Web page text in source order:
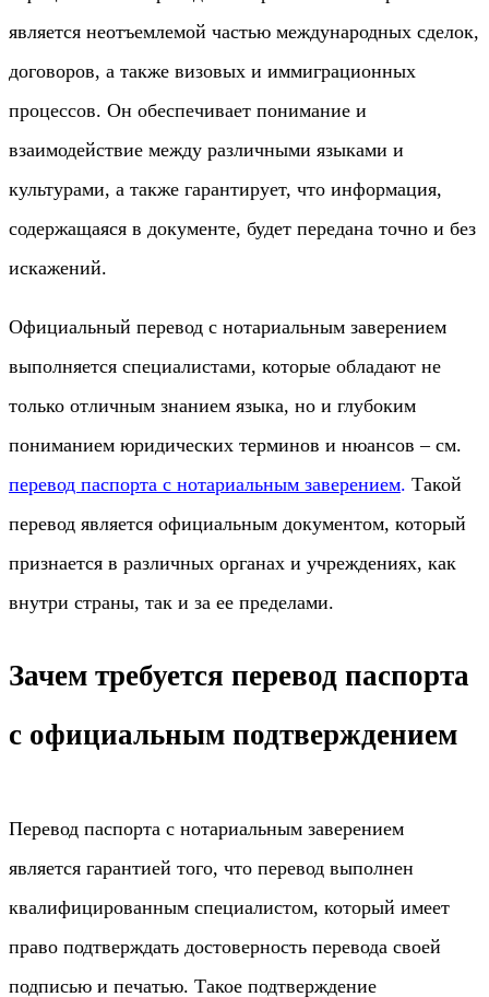
является неотъемлемой частью международных сделок,
договоров, а также визовых и иммиграционных
процессов. Он обеспечивает понимание и
взаимодействие между различными языками и
культурами, а также гарантирует, что информация,
содержащаяся в документе, будет передана точно и без
искажений.
Официальный перевод с нотариальным заверением
выполняется специалистами, которые обладают не
только отличным знанием языка, но и глубоким
пониманием юридических терминов и нюансов – см.
перевод паспорта с нотариальным заверением. Такой
перевод является официальным документом, который
признается в различных органах и учреждениях, как
внутри страны, так и за ее пределами.
Зачем требуется перевод паспорта
с официальным подтверждением
Перевод паспорта с нотариальным заверением
является гарантией того, что перевод выполнен
квалифицированным специалистом, который имеет
право подтверждать достоверность перевода своей
подписью и печатью. Такое подтверждение